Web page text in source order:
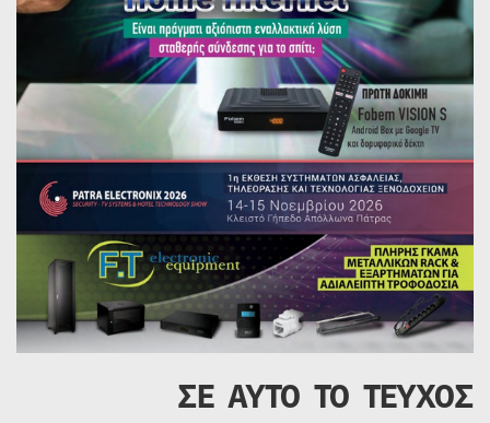
ΣΕ ΑΥΤΟ ΤΟ ΤΕΥΧΟΣ